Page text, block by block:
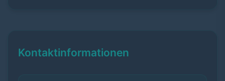
Kontaktinformationen